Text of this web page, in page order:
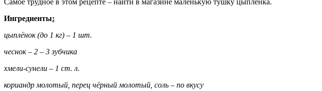
Самое трудное в этом рецепте – найти в магазине маленькую тушку цыплёнка.
Ингредиенты:
цыплёнок (до 1 кг) – 1 шт.
чеснок – 2 – 3 зубчика
хмели-сунели – 1 ст. л.
кориандр молотый, перец чёрный мо­лотый, соль – по вкусу